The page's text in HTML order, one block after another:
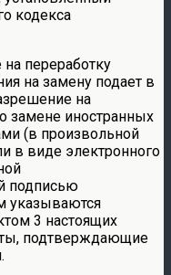
кодекса
переработку
на замену подает в
на
замене иностранных
(в произвольной
в виде электронного
подписью
указываются
3 настоящих
подтверждающие